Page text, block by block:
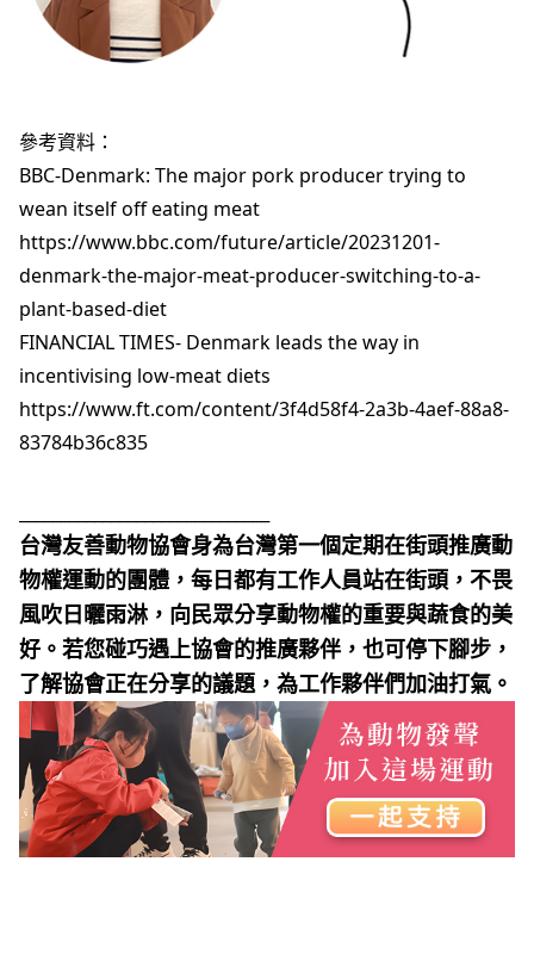
參考資料：
BBC-Denmark: The major pork producer trying to
wean itself off eating meat
https://www.bbc.com/future/article/20231201-
denmark-the-major-meat-producer-switching-to-a-
plant-based-diet
FINANCIAL TIMES- Denmark leads the way in
incentivising low-meat diets
https://www.ft.com/content/3f4d58f4-2a3b-4aef-88a8-
83784b36c835
台灣友善動物協會身為台灣第一個定期在街頭推廣動
物權運動的團體，每日都有工作人員站在街頭，不畏
風吹日曬雨淋，向民眾分享動物權的重要與蔬食的美
好。若您碰巧遇上協會的推廣夥伴，也可停下腳步，
了解協會正在分享的議題，為工作夥伴們加油打氣。